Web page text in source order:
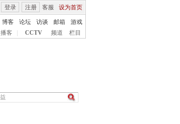
客服 设为首页
登录 注册
博客 论坛 访谈 邮箱
游戏
播客 CCTV 频道 栏目